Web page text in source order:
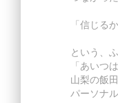
「信じる
という、
「あいつ
山梨の飯
パーソナ